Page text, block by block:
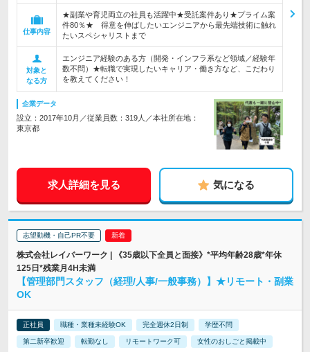
仕事内容
★副業や育児両立の社員も活躍中★受託案件あり★プライム案
件80％★ 得意を伸ばしたいエンジニアから最先端技術に触れ
たいスペシャリストまで
対象と
なる方
エンジニア経験のある方（開発・インフラ系など領域／経験年
数不問）★転職で実現したいキャリア・働き方など、こだわり
を教えてください！
企業データ
設立：2017年10月／従業員数：319人／本社所在地：
東京都
求人詳細を見る 気になる
志望動機・自己PR不要
株式会社レイバーワーク | 《35歳以下全員と面接》*平均年齢28歳*年休
125日*残業月4H未満
【管理部門スタッフ（経理/人事/一般事務）】★リモート・副業
OK
正社員 職種・業種未経験OK 完全週休2日制 学歴不問
第二新卒歓迎 転勤なし リモートワーク可 女性のおしごと掲載中